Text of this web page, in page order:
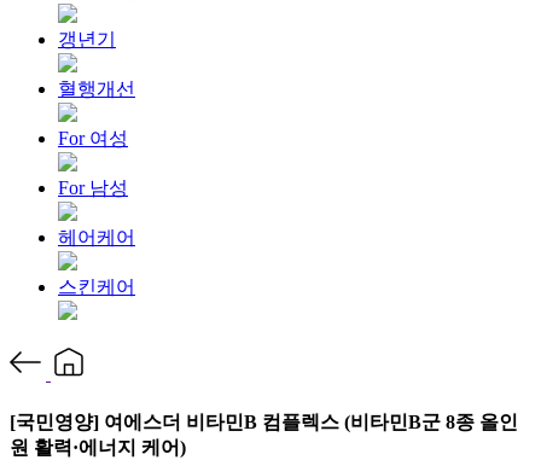
갱년기
혈행개선
For 여성
For 남성
헤어케어
스킨케어
[국민영양] 여에스더 비타민B 컴플렉스 (비타민B군 8종 올인
원 활력·에너지 케어)